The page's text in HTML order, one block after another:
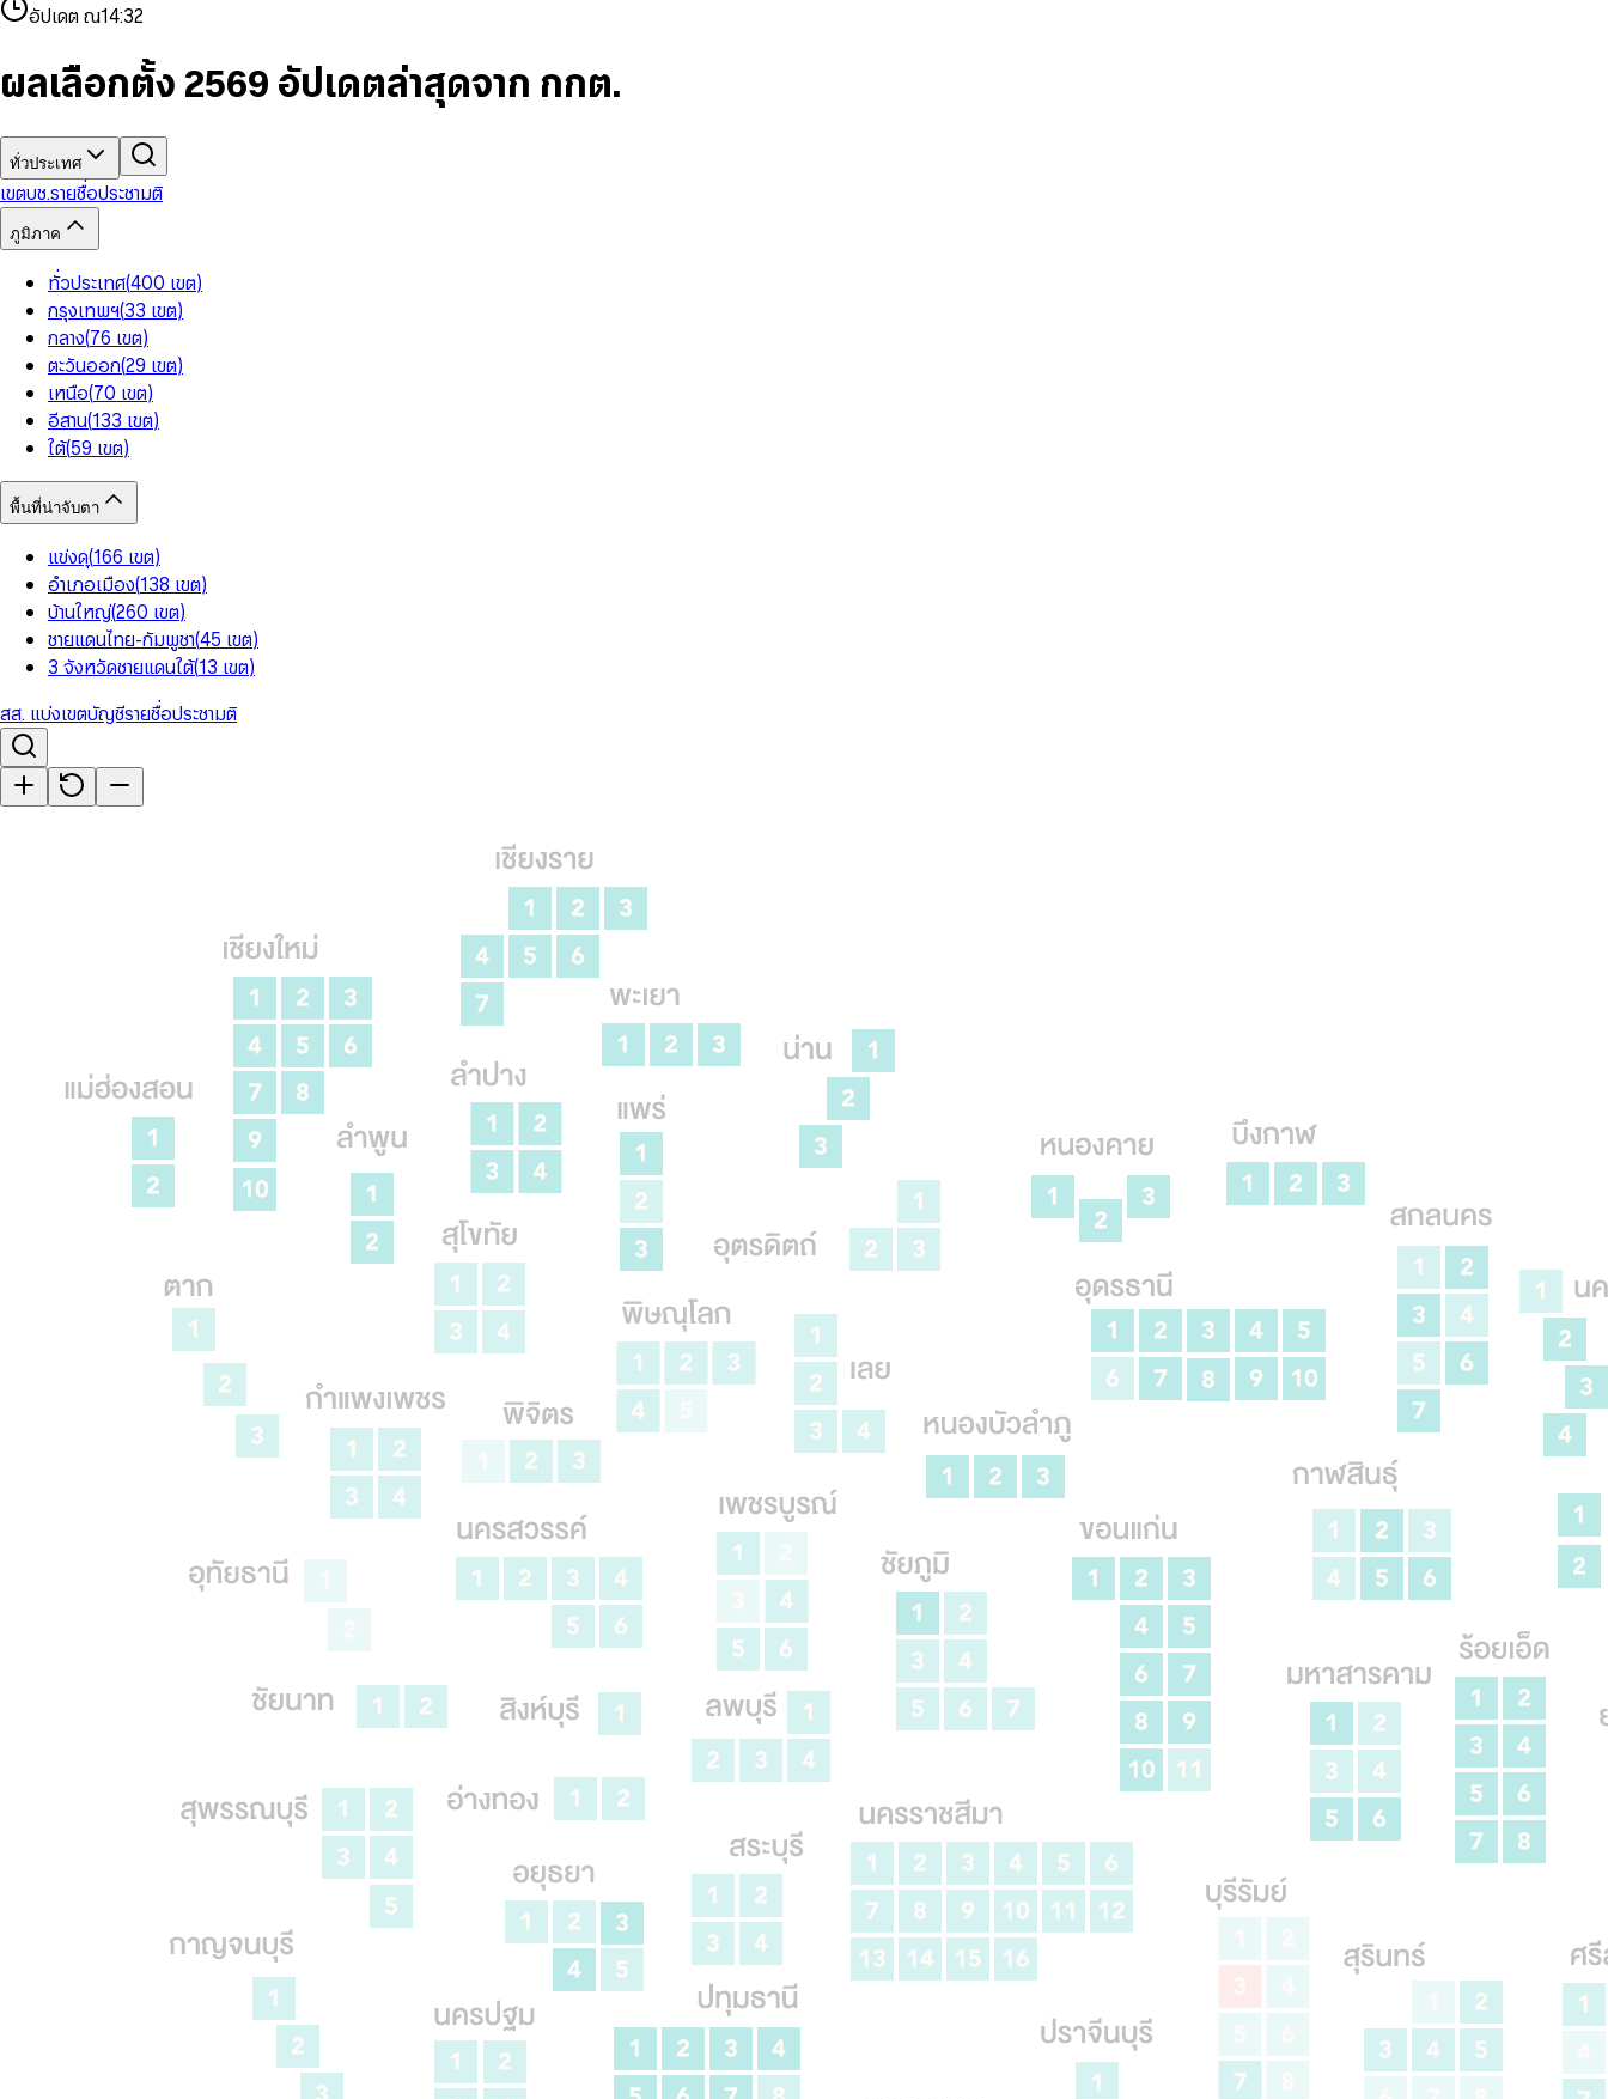
9 9
5
7
8
993
5
6
8
9
84
6
7
9
3
5
6
8
9
7
9
อัปเดต ณ14:32
ผลเลือกตั้ง 2569 อัปเดตล่าสุดจาก กกต.
ทั่วประเทศ
เขตบช.รายชื่อประชามติ
ภูมิภาค
ทั่วประเทศ(400 เขต)
กรุงเทพฯ(33 เขต)
กลาง(76 เขต)
ตะวันออก(29 เขต)
เหนือ(70 เขต)
อีสาน(133 เขต)
ใต้(59 เขต)
พื้นที่น่าจับตา
แข่งดุ(166 เขต)
อำเภอเมือง(138 เขต)
บ้านใหญ่(260 เขต)
ชายแดนไทย-กัมพูชา(45 เขต)
3 จังหวัดชายแดนใต้(13 เขต)
สส. แบ่งเขตบัญชีรายชื่อประชามติ